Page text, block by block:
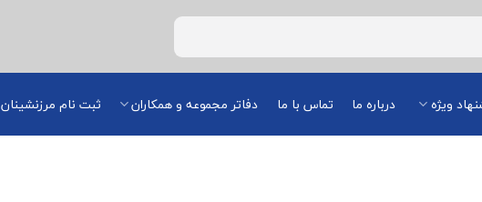
ویژه درباره ما تماس با ما دفاتر مجموعه و همکاران ثبت نام مرزنشینان